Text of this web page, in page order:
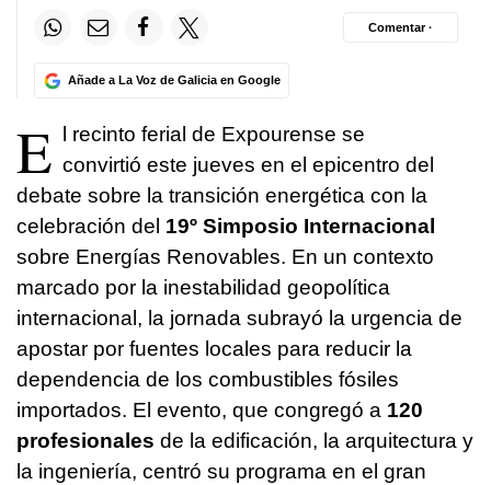
Añade a La Voz de Galicia en Google
Comentar ·
E
l recinto ferial de Expourense se
convirtió este jueves en el epicentro del
debate sobre la transición energética con la
celebración del 19º Simposio Internacional
sobre Energías Renovables. En un contexto
marcado por la inestabilidad geopolítica
internacional, la jornada subrayó la urgencia de
apostar por fuentes locales para reducir la
dependencia de los combustibles fósiles
importados. El evento, que congregó a 120
profesionales de la edificación, la arquitectura y
la ingeniería, centró su programa en el gran